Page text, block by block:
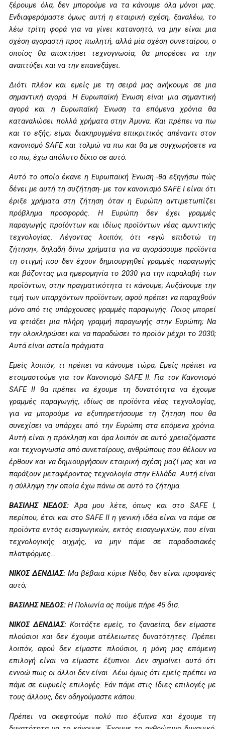
ξέρουμε όλα, δεν μπορούμε να τα κάνουμε όλα μόνοι μας.
Ενδιαφερόμαστε όμως αυτή η εταιρική σχέση, ξαναλέω, το
λέω τρίτη φορά για να γίνει κατανοητό, να μην είναι μια
σχέση αγοραστή προς πωλητή, αλλά μία σχέση συνεταίρου, ο
οποίος θα αποκτήσει τεχνογνωσία, θα μπορέσει να την
αναπτύξει και να την επανεξάγει.
Διότι πλέον και εμείς με τη σειρά μας ανήκουμε σε μια
σημαντική αγορά. Η Ευρωπαϊκή Ένωση είναι μια σημαντική
αγορά και η Ευρωπαϊκή Ένωση τα επόμενα χρόνια θα
καταναλώσει πολλά χρήματα στην Άμυνα. Και πρέπει να πω
και το εξής; είμαι διακηρυγμένα επικριτικός απέναντι στον
κανονισμό SAFE και τολμώ να πω και θα με συγχωρήσετε να
το πω, έχω απόλυτο δίκιο σε αυτό.
Αυτό το οποίο έκανε η Ευρωπαϊκή Ένωση -θα εξηγήσω πώς
δένει με αυτή τη συζήτηση- με τον κανονισμό SAFE I είναι ότι
έριξε χρήματα στη ζήτηση όταν η Ευρώπη αντιμετωπίζει
πρόβλημα προσφοράς. Η Ευρώπη δεν έχει γραμμές
παραγωγής προϊόντων και ιδίως προϊόντων νέας αμυντικής
τεχνολογίας. Λέγοντας λοιπόν, ότι «εγώ επιδοτώ τη
ζήτηση», δηλαδή δίνω χρήματα για να αγοράσουμε προϊόντα
τη στιγμή που δεν έχουν δημιουργηθεί γραμμές παραγωγής
και βάζοντας μια ημερομηνία το 2030 για την παραλαβή των
προϊόντων, στην πραγματικότητα τι κάνουμε; Αυξάνουμε την
τιμή των υπαρχόντων προϊόντων, αφού πρέπει να παραχθούν
μόνο από τις υπάρχουσες γραμμές παραγωγής. Ποιος μπορεί
να φτιάξει μια πλήρη γραμμή παραγωγής στην Ευρώπη; Να
την ολοκληρώσει και να παραδώσει το προϊόν μέχρι το 2030;
Αυτά είναι αστεία πράγματα.
Εμείς λοιπόν, τι πρέπει να κάνουμε τώρα; Εμείς πρέπει να
ετοιμαστούμε για τον Κανονισμό SAFE II. Για τον Κανονισμό
SAFE II θα πρέπει να έχουμε τη δυνατότητα να έχουμε
γραμμές παραγωγής, ιδίως σε προϊόντα νέας τεχνολογίας,
για να μπορούμε να εξυπηρετήσουμε τη ζήτηση που θα
συνεχίσει να υπάρχει από την Ευρώπη στα επόμενα χρόνια.
Αυτή είναι η πρόκληση και άρα λοιπόν σε αυτό χρειαζόμαστε
και τεχνογνωσία από συνεταίρους, ανθρώπους που θέλουν να
έρθουν και να δημιουργήσουν εταιρική σχέση μαζί μας και να
παράξουν μεταφέροντας τεχνολογία στην Ελλάδα. Αυτή είναι
η σύλληψη την οποία έχω πάνω σε αυτό το ζήτημα.
ΒΑΣΙΛΗΣ ΝΕΔΟΣ:
Άρα μου λέτε, όπως και στο SAFE I,
περίπου, έτσι και στο SAFE II η γενική ιδέα είναι να πάμε σε
προϊόντα εντός εισαγωγικών, εκτός εισαγωγικών, που είναι
τεχνολογικής αιχμής, να μην πάμε σε παραδοσιακές
πλατφόρμες…
ΝΙΚΟΣ ΔΕΝΔΙΑΣ:Μα βέβαια κύριε Νέδο, δεν είναι προφανές
αυτό;
ΒΑΣΙΛΗΣ ΝΕΔΟΣ: Η Πολωνία ας πούμε πήρε 45 δισ.
ΝΙΚΟΣ ΔΕΝΔΙΑΣ: Κοιτάξτε εμείς, το ξαναείπα, δεν είμαστε
πλούσιοι και δεν έχουμε ατέλειωτες δυνατότητες. Πρέπει
λοιπόν, αφού δεν είμαστε πλούσιοι, η μόνη μας επόμενη
επιλογή είναι να είμαστε έξυπνοι. Δεν σημαίνει αυτό ότι
εννοώ πως οι άλλοι δεν είναι. Λέω όμως ότι εμείς πρέπει να
πάμε σε ευφυείς επιλογές. Εάν πάμε στις ίδιες επιλογές με
τους άλλους, δεν οδηγούμαστε κάπου.
Πρέπει να σκεφτούμε πολύ πιο έξυπνα και έχουμε τη